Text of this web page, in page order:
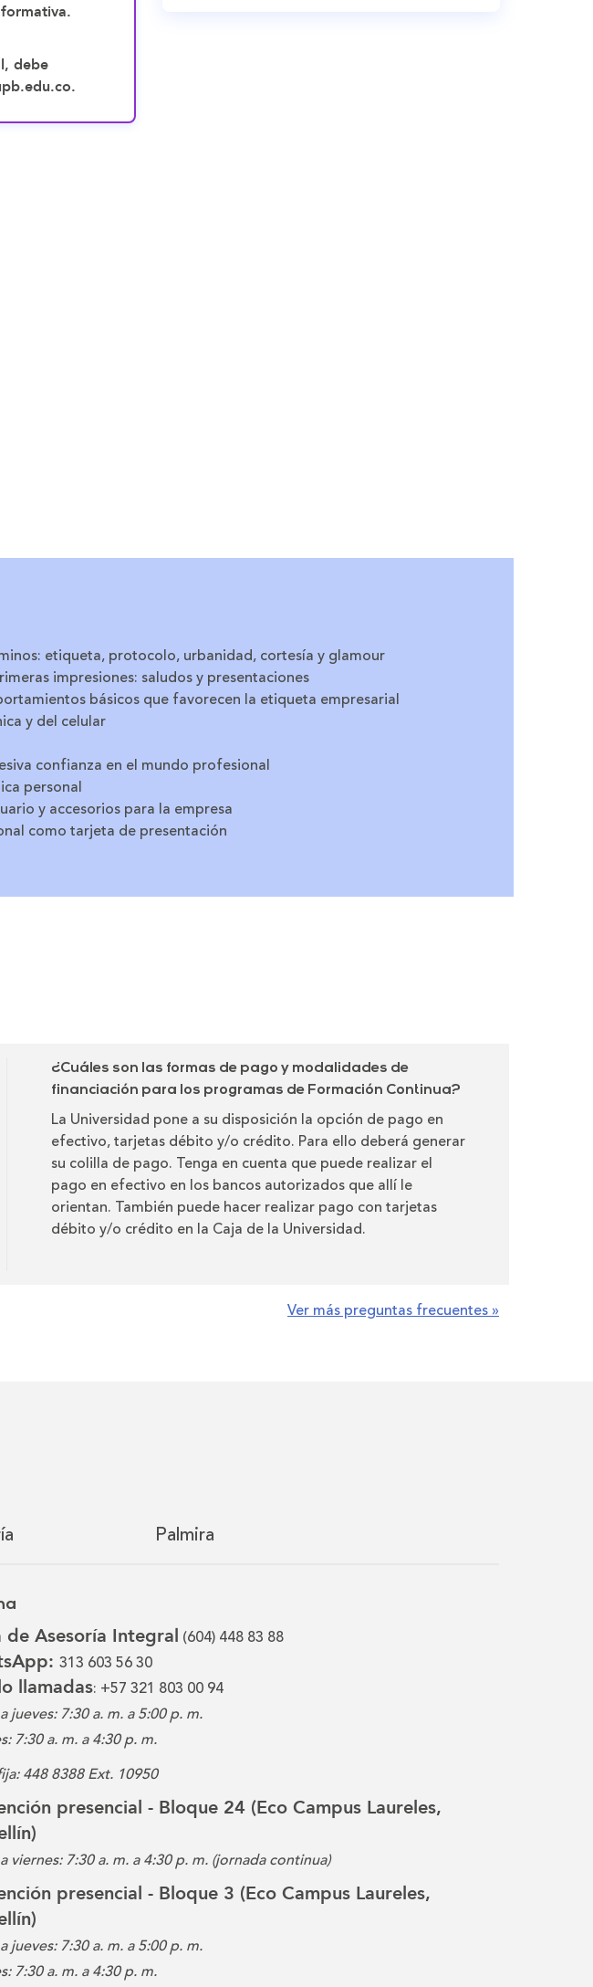
debe
etiqueta, protocolo, urbanidad, cortesía y glamour
impresiones: saludos y presentaciones
básicos que favorecen la etiqueta empresarial
y del celular
confianza en el mundo profesional
personal
y accesorios para la empresa
como tarjeta de presentación
¿Cuáles son las formas de pago y modalidades de
financiación para los programas de Formación Continua?
La Universidad pone a su disposición la opción de pago en
efectivo, tarjetas débito y/o crédito. Para ello deberá generar
su colilla de pago. Tenga en cuenta que puede realizar el
pago en efectivo en los bancos autorizados que allí le
orientan. También puede hacer realizar pago con tarjetas
débito y/o crédito en la Caja de la Universidad.
Ver más preguntas frecuentes »
Palmira
de Asesoría Integral (604) 448 83 88
313 603 56 30
llamadas: +57 321 803 00 94
jueves: 7:30 a. m. a 5:00 p. m.
7:30 a. m. a 4:30 p. m.
448 8388 Ext. 10950
presencial - Bloque 24 (Eco Campus Laureles,
viernes: 7:30 a. m. a 4:30 p. m. (jornada continua)
presencial - Bloque 3 (Eco Campus Laureles,
jueves: 7:30 a. m. a 5:00 p. m.
7:30 a. m. a 4:30 p. m.